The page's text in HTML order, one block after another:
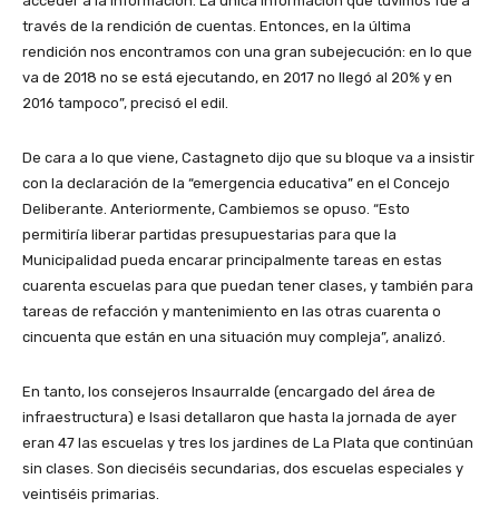
través de la rendición de cuentas. Entonces, en la última
rendición nos encontramos con una gran subejecución: en lo que
va de 2018 no se está ejecutando, en 2017 no llegó al 20% y en
2016 tampoco”, precisó el edil.
De cara a lo que viene, Castagneto dijo que su bloque va a insistir
con la declaración de la “emergencia educativa” en el Concejo
Deliberante. Anteriormente, Cambiemos se opuso. “Esto
permitiría liberar partidas presupuestarias para que la
Municipalidad pueda encarar principalmente tareas en estas
cuarenta escuelas para que puedan tener clases, y también para
tareas de refacción y mantenimiento en las otras cuarenta o
cincuenta que están en una situación muy compleja”, analizó.
En tanto, los consejeros Insaurralde (encargado del área de
infraestructura) e Isasi detallaron que hasta la jornada de ayer
eran 47 las escuelas y tres los jardines de La Plata que continúan
sin clases. Son dieciséis secundarias, dos escuelas especiales y
veintiséis primarias.